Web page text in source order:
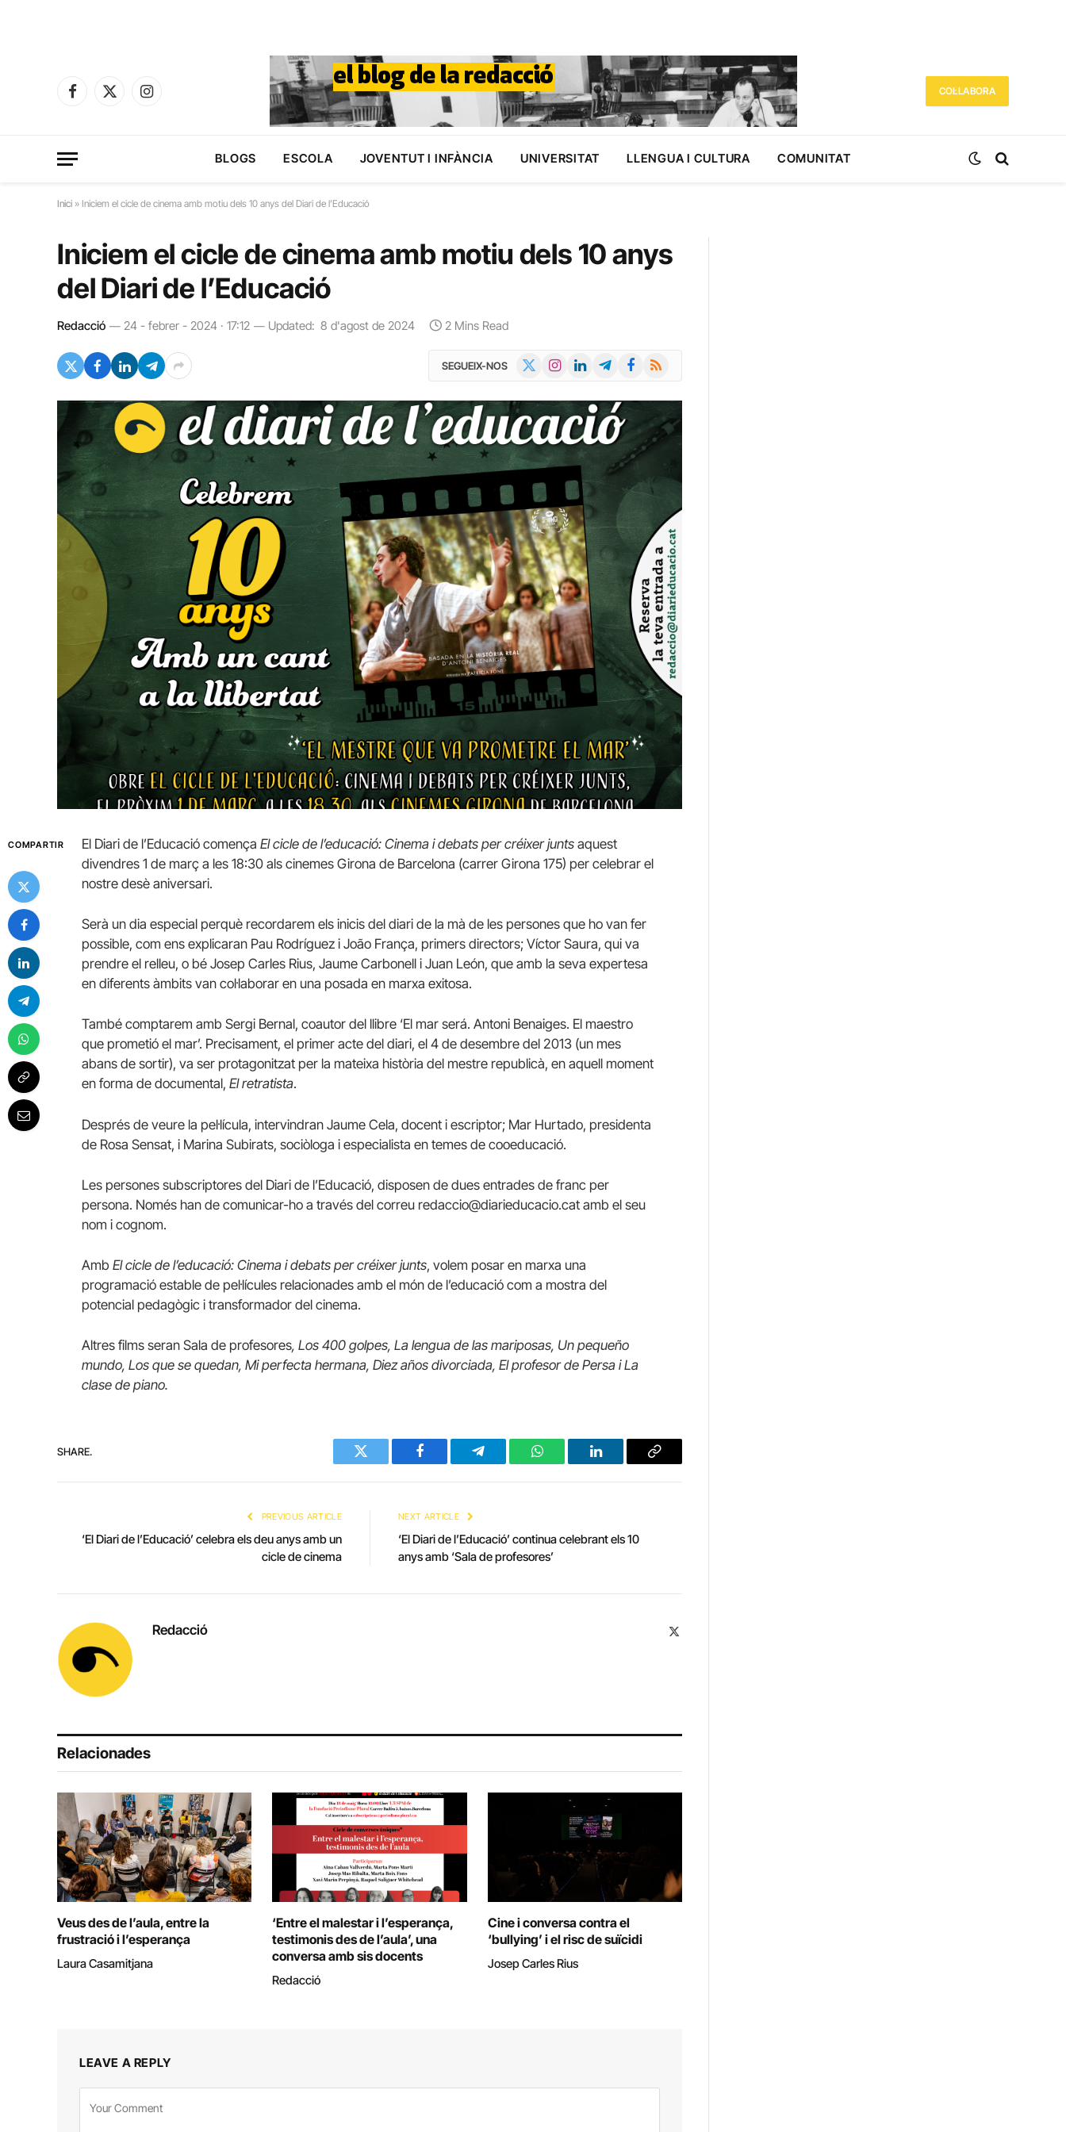
Facebook
X
Instagram
COL·LABORA
BLOGS ESCOLA JOVENTUT I INFÀNCIA UNIVERSITAT LLENGUA I CULTURA COMUNITAT
Inici » Iniciem el cicle de cinema amb motiu dels 10 anys del Diari de l’Educació
Iniciem el cicle de cinema amb motiu dels 10 anys
del Diari de l’Educació
Redacció 24 - febrer - 2024 · 17:12 Updated: 8 d'agost de 2024 2 Mins Read
SEGUEIX-NOS InstagramLinkedInTelegramFacebook
RSS
COMPARTIR El Diari de l’Educació comença El cicle de l’educació: Cinema i debats per créixer junts aquest
divendres 1 de març a les 18:30 als cinemes Girona de Barcelona (carrer Girona 175) per celebrar el
nostre desè aniversari.
Serà un dia especial perquè recordarem els inicis del diari de la mà de les persones que ho van fer
possible, com ens explicaran Pau Rodríguez i João França, primers directors; Víctor Saura, qui va
prendre el relleu, o bé Josep Carles Rius, Jaume Carbonell i Juan León, que amb la seva expertesa
en diferents àmbits van col·laborar en una posada en marxa exitosa.
També comptarem amb Sergi Bernal, coautor del llibre ‘El mar será. Antoni Benaiges. El maestro
que prometió el mar’. Precisament, el primer acte del diari, el 4 de desembre del 2013 (un mes
abans de sortir), va ser protagonitzat per la mateixa història del mestre republicà, en aquell moment
en forma de documental, El retratista.
Després de veure la pel·lícula, intervindran Jaume Cela, docent i escriptor; Mar Hurtado, presidenta
de Rosa Sensat, i Marina Subirats, sociòloga i especialista en temes de cooeducació.
Les persones subscriptores del Diari de l’Educació, disposen de dues entrades de franc per
persona. Només han de comunicar-ho a través del correu redaccio@diarieducacio.cat amb el seu
nom i cognom.
Amb El cicle de l’educació: Cinema i debats per créixer junts, volem posar en marxa una
programació estable de pel·lícules relacionades amb el món de l’educació com a mostra del
potencial pedagògic i transformador del cinema.
Altres films seran Sala de profesores, Los 400 golpes, La lengua de las mariposas, Un pequeño
mundo, Los que se quedan, Mi perfecta hermana, Diez años divorciada, El profesor de Persa i La
clase de piano.
SHARE.
Twitter Facebook Telegram WhatsAppLinkedIn Copy
PREVIOUS ARTICLE
‘El Diari de l’Educació’ celebra els deu anys amb un
cicle de cinema
NEXT ARTICLE
‘El Diari de l’Educació’ continua celebrant els 10
anys amb ‘Sala de profesores’
Redacció
Relacionades
Veus des de l’aula, entre la
frustració i l’esperança
Laura Casamitjana
‘Entre el malestar i l’esperança,
testimonis des de l’aula’, una
conversa amb sis docents
Redacció
Cine i conversa contra el
‘bullying’ i el risc de suïcidi
Josep Carles Rius
LEAVE A REPLY